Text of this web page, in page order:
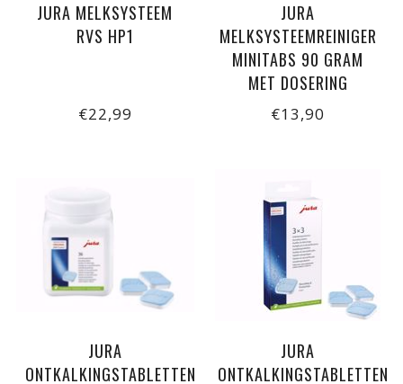
JURA MELKSYSTEEM
RVS HP1
€22,99
JURA
MELKSYSTEEMREINIGER
MINITABS 90 GRAM
MET DOSERING
€13,90
JURA
ONTKALKINGSTABLETTEN
JURA
ONTKALKINGSTABLETTEN